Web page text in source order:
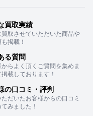
買取実績
買取させていただいた商品や
掲載！
る質問
からよく頂くご質問を集めま
掲載しております！
の口コミ・評判
だいたお客様からの口コミ
みました！